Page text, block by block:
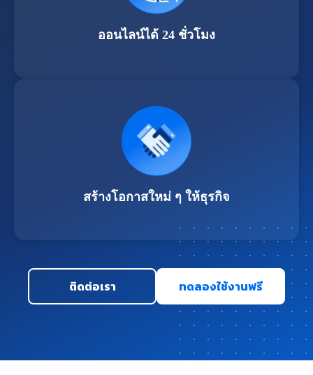
ออนไลน์ได้ 24 ชั่วโมง
สร้างโอกาสใหม่ ๆ ให้ธุรกิจ
ติดต่อเรา ทดลองใช้งานฟรี